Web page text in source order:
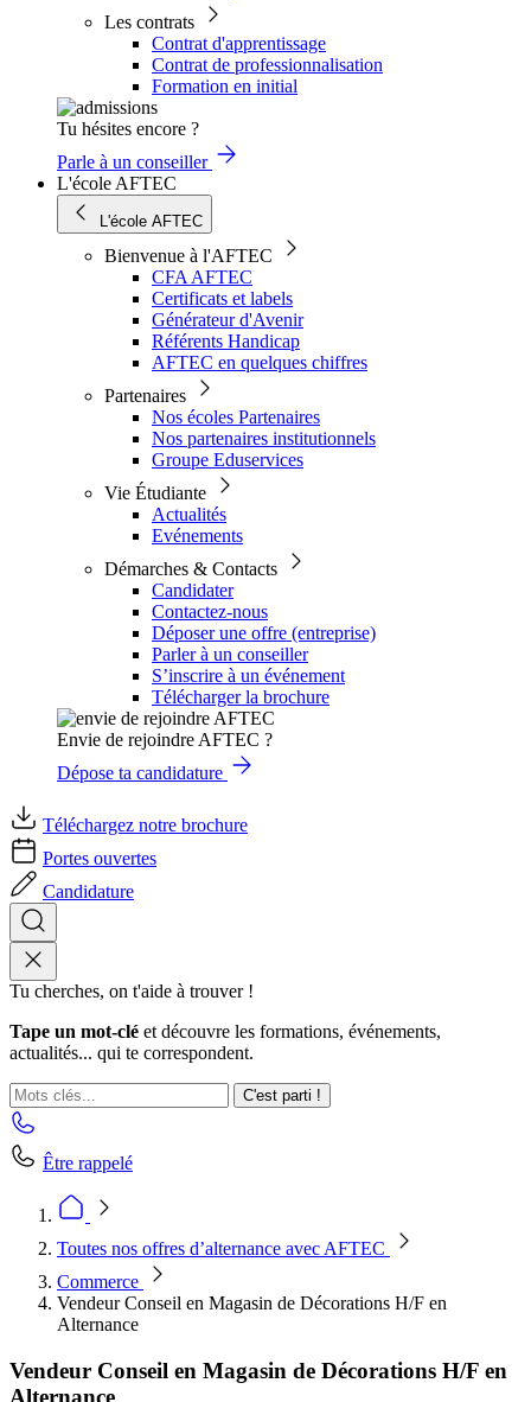
Les contrats
Contrat d'apprentissage
Contrat de professionnalisation
Formation en initial
Tu hésites encore ?
Parle à un conseiller
L'école AFTEC
L'école AFTEC
Bienvenue à l'AFTEC
CFA AFTEC
Certificats et labels
Générateur d'Avenir
Référents Handicap
AFTEC en quelques chiffres
Partenaires
Nos écoles Partenaires
Nos partenaires institutionnels
Groupe Eduservices
Vie Étudiante
Actualités
Evénements
Démarches & Contacts
Candidater
Contactez-nous
Déposer une offre (entreprise)
Parler à un conseiller
S’inscrire à un événement
Télécharger la brochure
Envie de rejoindre AFTEC ?
Dépose ta candidature
Téléchargez notre brochure
Portes ouvertes
Candidature
Tu cherches, on t'aide à trouver !
Tape un mot-clé et découvre les formations, événements,
actualités... qui te correspondent.
C'est parti !
Être rappelé
Toutes nos offres d’alternance avec AFTEC
Commerce
Vendeur Conseil en Magasin de Décorations H/F en
Alternance
Vendeur Conseil en Magasin de Décorations H/F en
Alternance